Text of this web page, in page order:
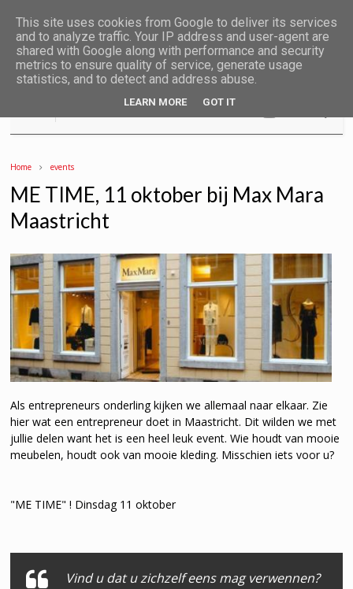
Home events
ME TIME, 11 oktober bij Max Mara
Maastricht
Als entrepreneurs onderling kijken we allemaal naar elkaar. Zie
hier wat een entrepreneur doet in Maastricht. Dit wilden we met
jullie delen want het is een heel leuk event. Wie houdt van mooie
meubelen, houdt ook van mooie kleding. Misschien iets voor u?
"ME TIME" ! Dinsdag 11 oktober
Vind u dat u zichzelf eens mag verwennen?
This site uses cookies from Google to deliver its services
and to analyze traffic. Your IP address and user-agent are
shared with Google along with performance and security
metrics to ensure quality of service, generate usage
statistics, and to detect and address abuse.
LEARN MORE GOT IT